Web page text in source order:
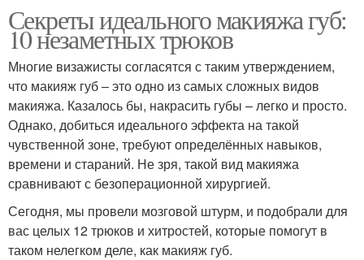
Секреты идеального макияжа губ:
10 незаметных трюков
Многие визажисты согласятся с таким утверждением,
что макияж губ – это одно из самых сложных видов
макияжа. Казалось бы, накрасить губы – легко и просто.
Однако, добиться идеального эффекта на такой
чувственной зоне, требуют определённых навыков,
времени и стараний. Не зря, такой вид макияжа
сравнивают с безоперационной хирургией.
Сегодня, мы провели мозговой штурм, и подобрали для
вас целых 12 трюков и хитростей, которые помогут в
таком нелегком деле, как макияж губ.